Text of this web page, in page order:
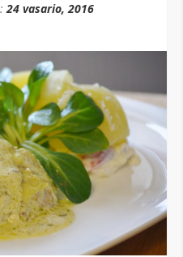
24 vasario, 2016